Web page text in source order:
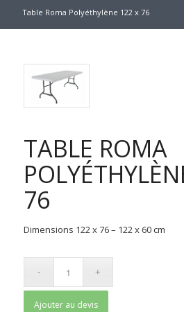
Table Roma Polyéthylène 122 x 76
TABLE ROMA
76
Dimensions 122 x 76 – 122 x 60 cm
Ajouter au devis